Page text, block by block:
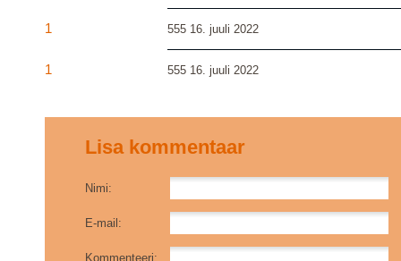
1 555 16. juuli 2022
1 555 16. juuli 2022
Lisa kommentaar
Nimi:
E-mail:
Kommenteeri: